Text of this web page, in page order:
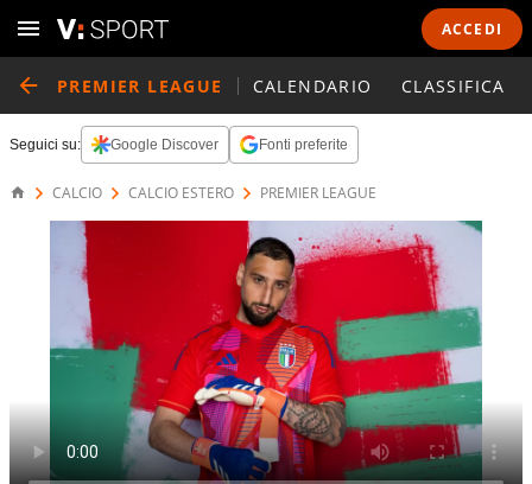
ACCEDI
PREMIER LEAGUE CALENDARIO CLASSIFICA
Seguici su: Google Discover Fonti preferite
CALCIO CALCIO ESTERO PREMIER LEAGUE